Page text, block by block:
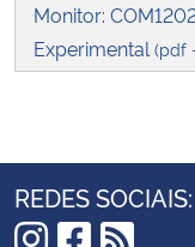
Ministério do
Ministério da Mulher, da
Secretaria-Geral
Monitor:
Experimental (pdf
REDES SOCIAIS: